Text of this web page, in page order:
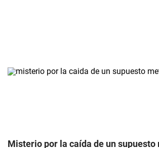
Misterio por la caída de un